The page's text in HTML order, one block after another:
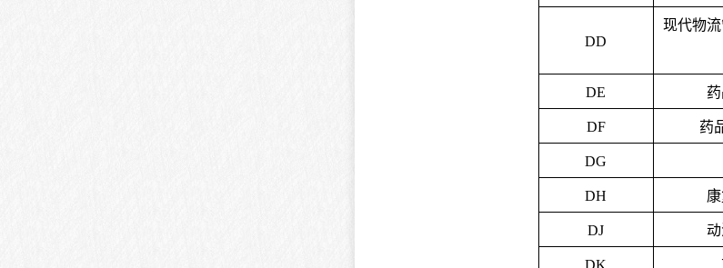
DD
现代物
DE
DF 药
DG
DH
DJ